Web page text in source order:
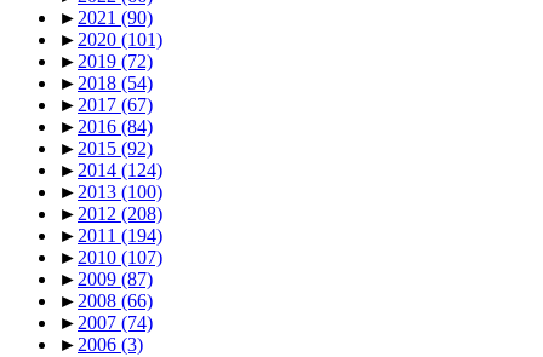
►2021 (90)
►2020 (101)
►2019 (72)
►2018 (54)
►2017 (67)
►2016 (84)
►2015 (92)
►2014 (124)
►2013 (100)
►2012 (208)
►2011 (194)
►2010 (107)
►2009 (87)
►2008 (66)
►2007 (74)
►2006 (3)